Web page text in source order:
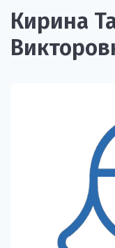
Кирина